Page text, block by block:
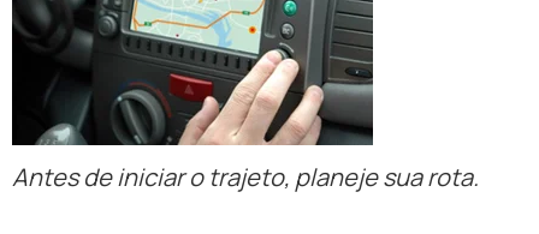
Antes de iniciar o trajeto, planeje sua rota.